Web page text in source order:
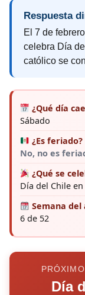
Respuesta
El 7 de
celebra Día
católico se
¿Qué día
Sábado
¿Es feriado?
No, no es
¿Qué se
Día del Chile
Semana del
6 de 52
Día